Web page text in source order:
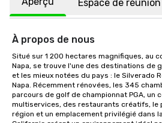
Espace de réunion
À propos de nous
Situé sur 1 200 hectares magnifiques, au
Napa, se trouve l'une des destinations de
et les mieux notées du pays : le Silverado
Napa. Récemment rénovées, les 345
parcours de golf de championnat PGA, un
multiservices, des restaurants créatifs, le
région et un emplacement privilégié dans